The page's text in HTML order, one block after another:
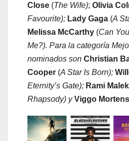
Close (The Wife); Olivia
Favourite); Lady Gaga (A
Melissa McCarthy (Can
Me?). Para la categoría
nominados son Christian
Cooper (A Star Is Born);
Eternity’s Gate); Rami Malek
Rhapsody) yViggo